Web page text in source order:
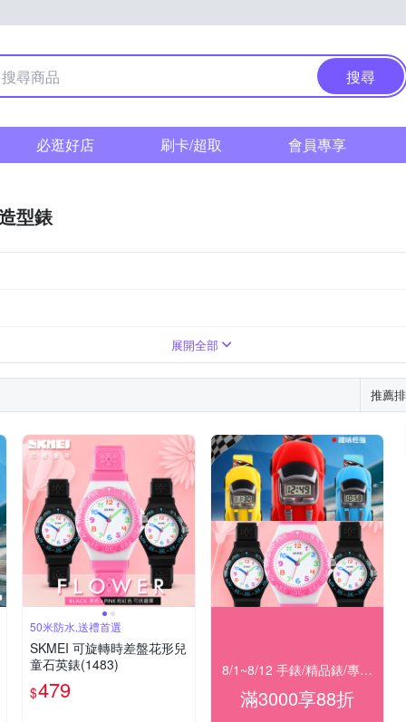
搜尋
必逛好店 刷卡/超取 會員專享
型錶
展開全部
推薦
50米防水,送禮首選
SKMEI 可旋轉時差盤花形兒
童石英錶(1483)
$479
8/1~8/12 手錶/精品錶/專櫃飾品 指定商品滿$3000享88折
滿3000享88折